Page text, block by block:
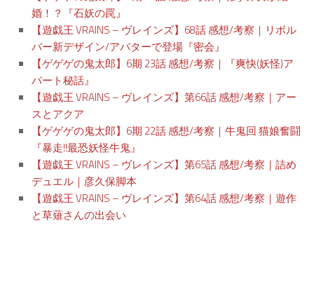
婚！？『石妖の罠』
【遊戯王 VRAINS – ヴレインズ】68話 感想/考察｜リボル
バー新デザイン/アバターで登場『密会』
【ゲゲゲの鬼太郎】6期 23話 感想/考察｜『爽快(妖怪)ア
パート秘話』
【遊戯王 VRAINS – ヴレインズ】第66話 感想/考察｜アー
スとアクア
【ゲゲゲの鬼太郎】6期 22話 感想/考察｜牛鬼回 猫娘奮闘
『暴走!!最恐妖怪牛鬼』
【遊戯王 VRAINS – ヴレインズ】第65話 感想/考察｜詰め
デュエル｜彦久保脚本
【遊戯王 VRAINS – ヴレインズ】第64話 感想/考察｜遊作
と草薙さんの出会い